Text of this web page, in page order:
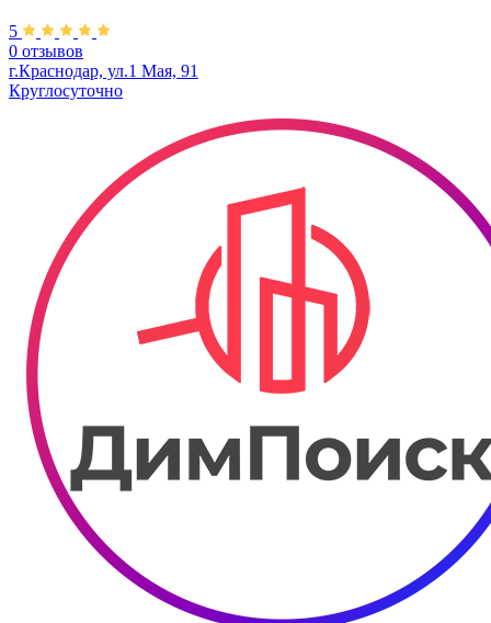
5
0 отзывов
г.Краснодар, ул.​1 Мая, 91
Круглосуточно